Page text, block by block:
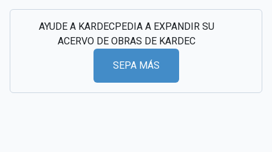
AYUDE A KARDECPEDIA A EXPANDIR SU
ACERVO DE OBRAS DE KARDEC
SEPA MÁS